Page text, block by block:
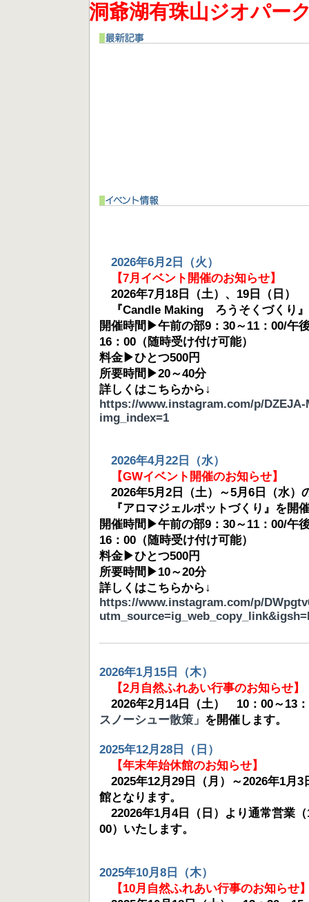
洞爺湖有珠山ジオパ
2026年6月2日（火）
【7月イベント開催のお知らせ】
2026年7月18日（土）、19日（日）
『Candle Making ろうそくづくり』
開催時間▶午前の部9：30～11：00/午
16：00（随時受け付け可能）
料金▶ひとつ500円
所要時間▶20～40分
詳しくはこちらから↓
https://www.instagram.com/p/DZEJA-
img_index=1
2026年4月22日（水）
【GWイベント開催のお知らせ】
2026年5月2日（土）～5月6日（水）
『アロマジェルポットづくり』を開
開催時間▶午前の部9：30～11：00/午
16：00（随時受け付け可能）
料金▶ひとつ500円
所要時間▶10～20分
詳しくはこちらから↓
https://www.instagram.com/p/
2026年1月15日（木）
【2月自然ふれあい行事のお知らせ】
2026年2月14日（土） 10：00～13
スノーシュー散策」 を開催します。
2025年12月28日（日）
【年末年始休館のお知らせ】
2025年12月29日（月）～2026年1月3
館となります。
22026年1月4日（日）より通常営業（
00）いたします。
2025年10月8日（木）
【10月自然ふれあい行事のお知らせ